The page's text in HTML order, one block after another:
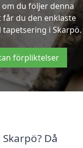
du följer denna
du den enklaste
i Skarpö.
förpliktelser
Då